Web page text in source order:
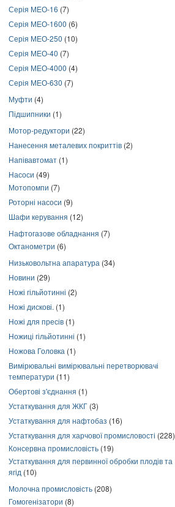
Серія МЕО-16 (7)
Серія МЕО-1600 (6)
Серія МЕО-250 (10)
Серія МЕО-40 (7)
Серія МЕО-4000 (4)
Серія МЕО-630 (7)
Муфти (4)
Підшипники (1)
Мотор-редуктори (22)
Нанесення металевих покриттів (2)
Напівавтомат (1)
Насоси (49)
Мотопомпи (7)
Роторні насоси (9)
Шафи керування (12)
Нафтогазове обладнання (7)
Октанометри (6)
Низьковольтна апаратура (34)
Новини (29)
Ножі гільйотинні (2)
Ножі дискові. (1)
Ножі для пресів (1)
Ножиці гільйотинні (1)
Ножова Головка (1)
Вимірювальні вимірювальні перетворювачі
температури (11)
Обертові з'єднання (1)
Устаткування для ЖКГ (3)
Устаткування для нафтобаз (16)
Устаткування для харчової промисловості (228)
Консервна промисловість (19)
Устаткування для первинної обробки плодів та
ягід (10)
Молочна промисловість (208)
Гомогенізатори (8)